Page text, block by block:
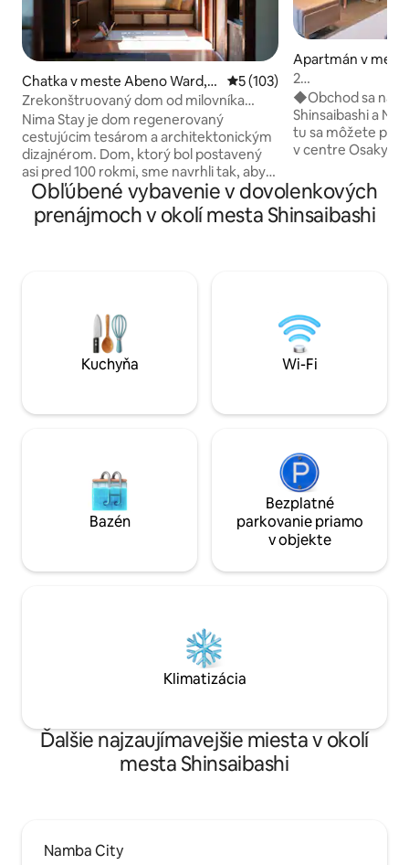
Chatka v meste Abeno Ward,
Osaka
Priemerné ohodnotenie 5 z
5 (103)
Zrekonštruovaný dom od milovníka
cestovania, tesára a dizajnéra
Nima Stay je dom regenerovaný
cestujúcim tesárom a architektonickým
dizajnérom. Dom, ktorý bol postavený
asi pred 100 rokmi, sme navrhli tak, aby
vyzdvihol kúzlo materiálov budovy.
Pôvodné drevo, dvere atď. môžete
vyleštiť a použiť ich znova. Zaviazali sme
Urobte si čas a užite si priestor
vytvorený s láskou. Aktualizovali sme
zariadenia, ako sú klimatizácia, kuchyňa,
WC a kúpeľňa, ktoré pokrývajú veľkosť
kúpeľni. Obdivujeme aj umelcov. Látka,
niektoré z našich obľúbených. Zažite
starú, ale silnú štruktúru budovy a krásu
Apartmán v
rd, Osaka
2
Beds/4ppl/
◆Obchod sa
Shinsaibashi a
tu sa môžete
v centre Osaky
(Ichiran Ramen,
Ramen, Mizuno
vychutnať si
billboard
Obľúbené vybavenie v dovolenkových
prenájmoch v okolí mesta Shinsaibashi
Kuchyňa Wi-Fi
Bazén
Bezplatné
parkovanie priamo
v objekte
Klimatizácia
Ďalšie najzaujímavejšie miesta v okolí
mesta Shinsaibashi
Namba City